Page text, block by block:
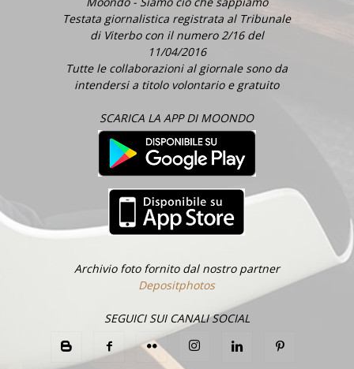
Testata giornalistica registrata al Tribunale
di Viterbo con il numero 2/16 del
11/04/2016
Tutte le collaborazioni al giornale sono da
intendersi a titolo volontario e gratuito
SCARICA LA APP DI MOONDO
Archivio foto fornito dal nostro partner
Depositphotos
SEGUICI SUI CANALI SOCIAL